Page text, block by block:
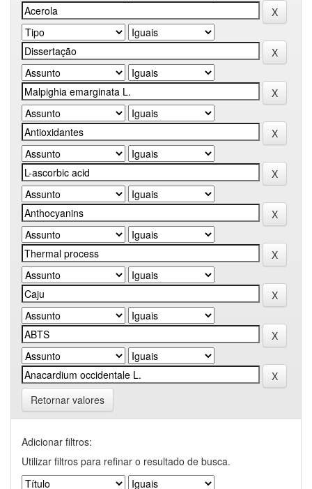
Retornar valores
Adicionar filtros:
Utilizar filtros para refinar o resultado de busca.